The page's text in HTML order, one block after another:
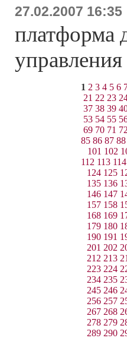
27.02.2007 16:35
платформа
1 2 3 4 5 6
21 22 23
37 38 39
53 54 55
69 70 71 72
85 86 87 88
101 102
112 113 114
124 125
135 136
146 147
157 158
168 169
179 180
190 191
201 202
212 213
223 224
234 235
245 246
256 257
267 268
278 279
289 290